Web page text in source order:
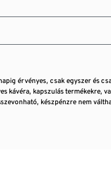
érvényes, csak egyszer és
kávéra, kapszulás termékekre,
készpénzre nem